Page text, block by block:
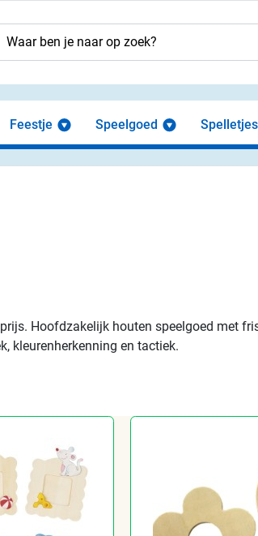
Feestje Speelgoed Spelletjes
Hoofdzakelijk houten speelgoed met
kleurenherkenning en tactiek.